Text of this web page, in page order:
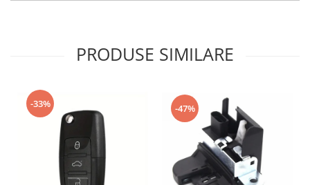
PRODUSE SIMILARE
-33% -47%